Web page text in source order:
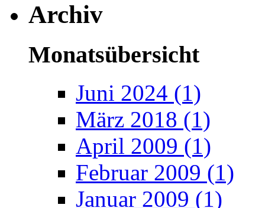
Archiv
Monatsübersicht
Juni 2024 (1)
März 2018 (1)
April 2009 (1)
Februar 2009 (1)
Januar 2009 (1)